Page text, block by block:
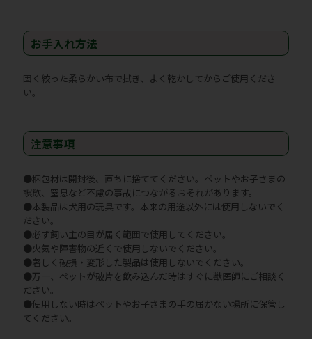
お手入れ方法
固く絞った柔らかい布で拭き、よく乾かしてからご使用くださ
い。
注意事項
●梱包材は開封後、直ちに捨ててください。ペットやお子さまの
誤飲、窒息など不慮の事故につながるおそれがあります。
●本製品は犬用の玩具です。本来の用途以外には使用しないでく
ださい。
●必ず飼い主の目が届く範囲で使用してください。
●火気や障害物の近くで使用しないでください。
●著しく破損・変形した製品は使用しないでください。
●万一、ペットが破片を飲み込んだ時はすぐに獣医師にご相談く
ださい。
●使用しない時はペットやお子さまの手の届かない場所に保管し
てください。